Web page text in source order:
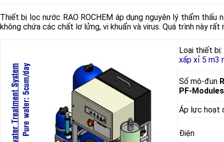
Thiết bị lọc nước RAO ROCHEM áp dụng nguyên lý thẩm
không chứa các chất lơ lửng, vi khuẩn và virus. Quá trình này
Loại thiết bị:
xấp xỉ 5 m3
Số mô-đun
PF-Modules
Áp lực hoạt
Điện